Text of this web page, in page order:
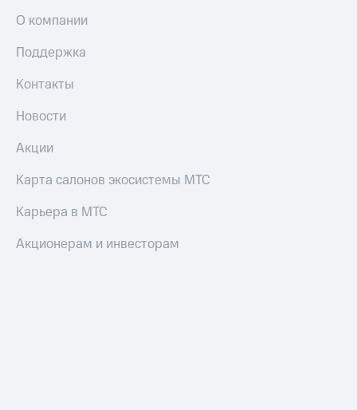
О компании
Поддержка
Контакты
Новости
Акции
Карта салонов экосистемы МТС
Карьера в МТС
Акционерам и инвесторам